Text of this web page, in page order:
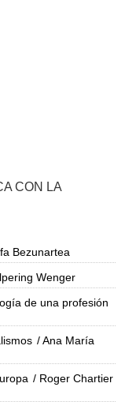
CON LA
Bezunartea
Wenger
de una profesión
/ Ana María
/ Roger Chartier